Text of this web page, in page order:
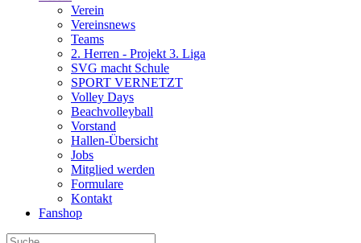
Verein
Vereinsnews
Teams
2. Herren - Projekt 3. Liga
SVG macht Schule
SPORT VERNETZT
Volley Days
Beachvolleyball
Vorstand
Hallen-Übersicht
Jobs
Mitglied werden
Formulare
Kontakt
Fanshop